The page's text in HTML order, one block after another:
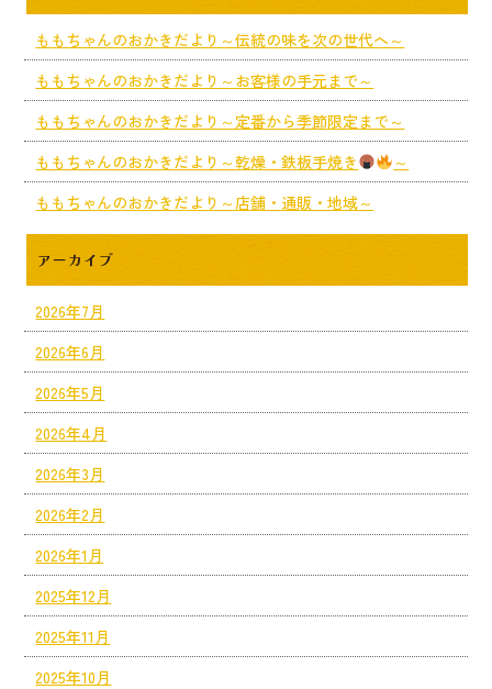
ももちゃんのおかきだより～伝統の味を次の世代へ～
ももちゃんのおかきだより～お客様の手元まで～
ももちゃんのおかきだより～定番から季節限定まで～
ももちゃんのおかきだより～乾燥・鉄板手焼き
～
ももちゃんのおかきだより～店舗・通販・地域～
アーカイブ
2026年7月
2026年6月
2026年5月
2026年4月
2026年3月
2026年2月
2026年1月
2025年12月
2025年11月
2025年10月